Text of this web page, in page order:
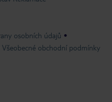
osobních údajů
Všeobecné obchodní podmínky